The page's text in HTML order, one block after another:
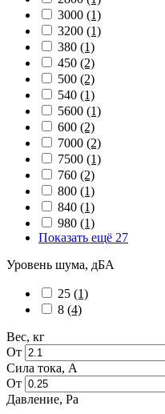
3000 (1)
3200 (1)
380 (1)
450 (2)
500 (2)
540 (1)
5600 (1)
600 (2)
7000 (2)
7500 (1)
760 (2)
800 (1)
840 (1)
980 (1)
Показать ещё 27
Уровень шума, дБА
25 (1)
8 (4)
Вес, кг
От
Сила тока, А
От
Давление, Pa